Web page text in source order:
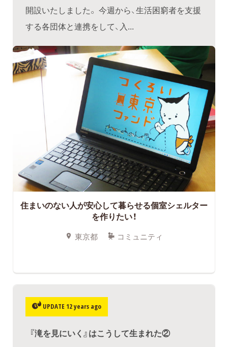
開設いたしました。 今週から、生活困窮者を支援
する各団体と連携をして、入...
住まいのない人が安心して暮らせる個室シェルター
を作りたい！
東京都 コミュニティ
UPDATE 12 years ago
『滝を見にいく』はこうして生まれた②